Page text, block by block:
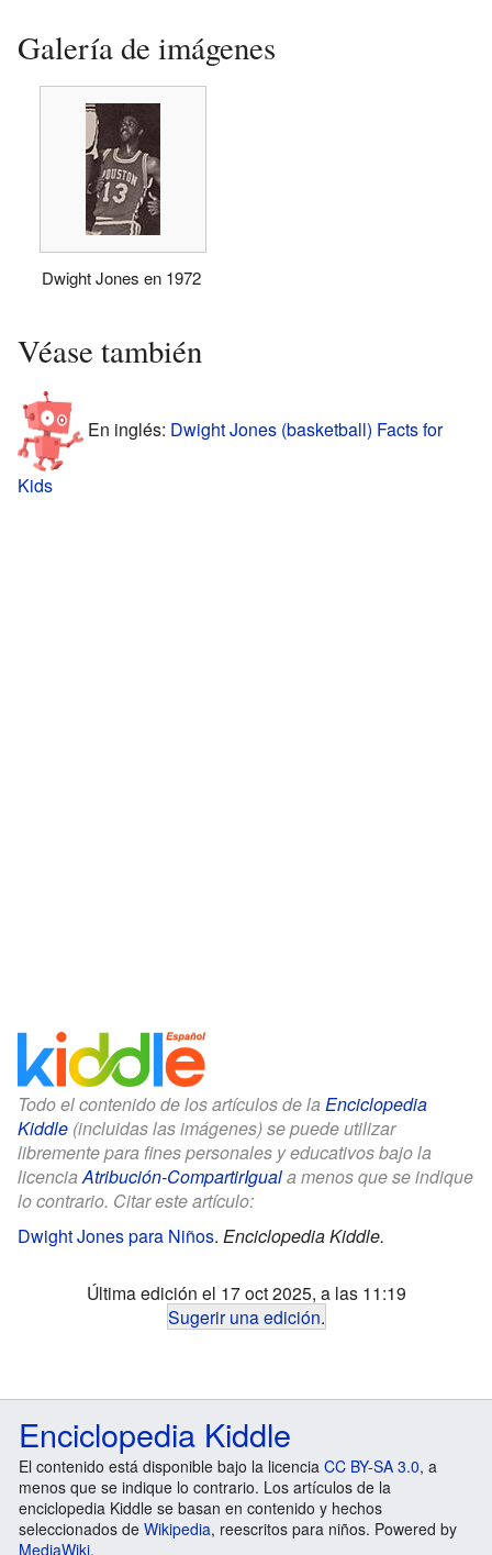
Galería de imágenes
Dwight Jones en 1972
Véase también
En inglés: Dwight Jones (basketball) Facts for
Kids
Todo el contenido de los artículos de la Enciclopedia
Kiddle (incluidas las imágenes) se puede utilizar
libremente para fines personales y educativos bajo la
licenciaAtribución-CompartirIguala menos que se indique
lo contrario. Citar este artículo:
Dwight Jones para Niños. Enciclopedia Kiddle.
Última edición el 17 oct 2025, a las 11:19
Sugerir una edición.
Enciclopedia Kiddle
El contenido está disponible bajo la licencia CC BY-SA 3.0, a
menos que se indique lo contrario. Los artículos de la
enciclopedia Kiddle se basan en contenido y hechos
seleccionados de Wikipedia, reescritos para niños. Powered by
MediaWiki.